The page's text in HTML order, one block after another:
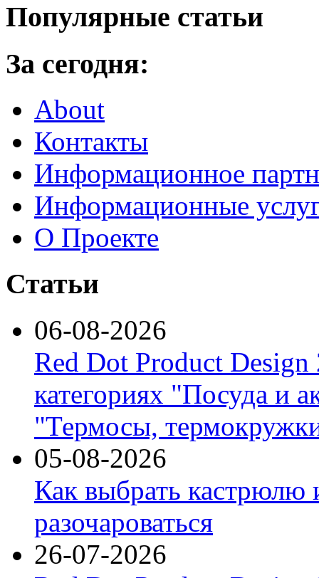
Популярные статьи
За сегодня:
About
Контакты
Информационное
Информационные
О Проекте
Статьи
06-08-2026
Red Dot Product Design
категориях "Посуда и
"Термосы,
05-08-2026
Как выбрать кастрюлю
разочароваться
26-07-2026